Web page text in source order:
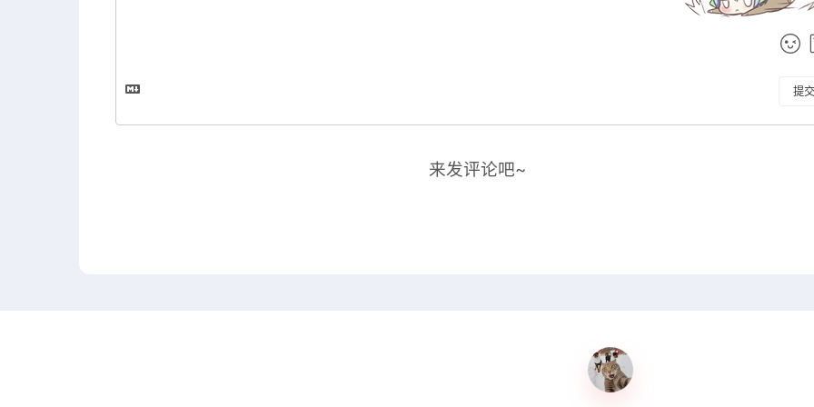
提
来发评论吧~